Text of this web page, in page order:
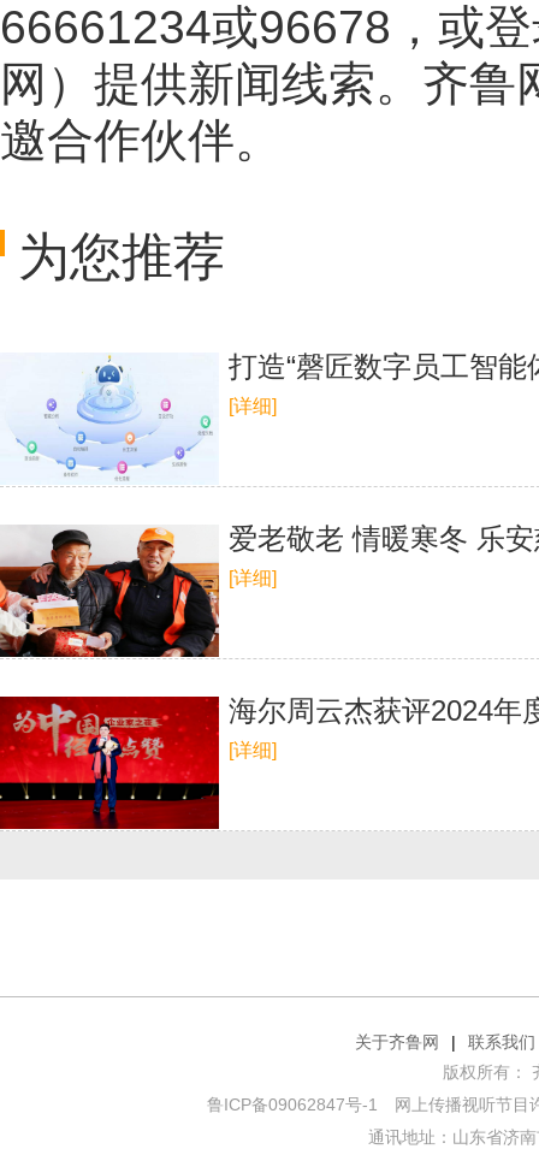
66661234或96678，或
网 ）提供新闻线索。齐鲁
邀合作伙伴。
为您推荐
打造“磬匠数字员工智
[详细]
爱老敬老 情暖寒冬 乐
[详细]
海尔周云杰获评2024年
[详细]
关于齐鲁网 |
联系我们
版权所有：
鲁ICP备09062847号-1
网上传播视听节目
通讯地址：山东省济